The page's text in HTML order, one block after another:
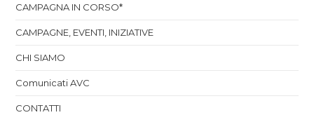
CAMPAGNA IN CORSO*
CAMPAGNE, EVENTI, INIZIATIVE
CHI SIAMO
Comunicati AVC
CONTATTI